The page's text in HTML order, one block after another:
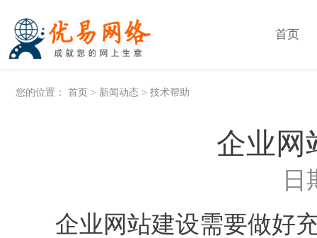
首页
您的位置： 首页 > 新闻动态 > 技术帮助
企业网
企业网站建设需要做好充